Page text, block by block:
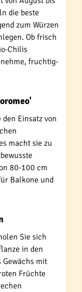
die beste
zum Würzen
Ob frisch
Chilis
fruchtig-
Einsatz von
macht sie zu
80-100 cm
Balkone und
Sie sich
in den
mit
Früchte